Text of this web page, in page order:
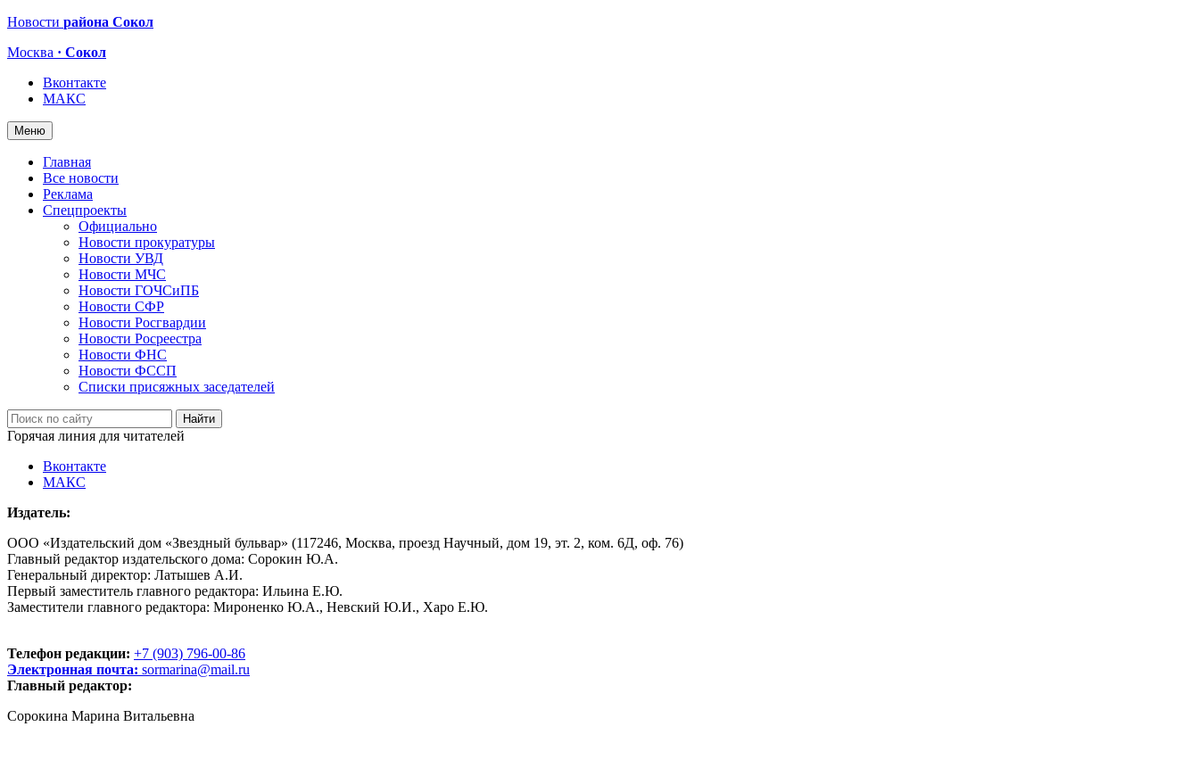
Новости района Сокол
Москва · Сокол
Вконтакте
МАКС
Меню
Главная
Все новости
Реклама
Спецпроекты
Официально
Новости прокуратуры
Новости УВД
Новости МЧС
Новости ГОЧСиПБ
Новости СФР
Новости Росгвардии
Новости Росреестра
Новости ФНС
Новости ФССП
Списки присяжных заседателей
Горячая линия для читателей
Вконтакте
МАКС
Издатель:
ООО «Издательский дом «Звездный бульвар» (117246, Москва, проезд Научный, дом 19, эт. 2, ком. 6Д, оф. 76)
Главный редактор издательского дома: Сорокин Ю.А.
Генеральный директор: Латышев А.И.
Первый заместитель главного редактора: Ильина Е.Ю.
Заместители главного редактора: Мироненко Ю.А., Невский Ю.И., Харо Е.Ю.
Телефон редакции: +7 (903) 796-00-86
Электронная почта: sormarina@mail.ru
Главный редактор:
Сорокина Марина Витальевна